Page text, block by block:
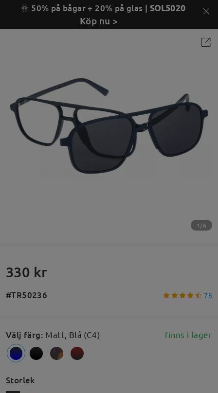
🌞 50% på bågar + 20% på glas | SOL5020
Köp nu >
1/6
330 kr
#TR50236 78
Välj färg: Matt, Blå (C4) finns i lager
Storlek